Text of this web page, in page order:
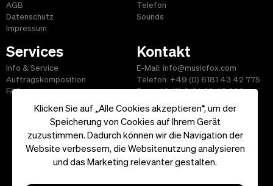
Klicken Sie auf „Alle Cookies akzeptieren“, um der
Speicherung von Cookies auf Ihrem Gerät
zuzustimmen. Dadurch können wir die Navigation der
Website verbessern, die Websitenutzung analysieren
und das Marketing relevanter gestalten.
AGB
Datenschutz
Impressum
Telefon
Sounds
Services
Info & Service
Auftragskomposition
FAQ
Kontakt
E-Mail: info@musicfox.com
Telefon: +49 (0) 6181 43 42 775
Fax: +49 (0) 6181 43 45 609
Start|Informationen|AGB|Kontakt
Copyright ©2026 musicfox.com - Gemafreie Musik. All Rights